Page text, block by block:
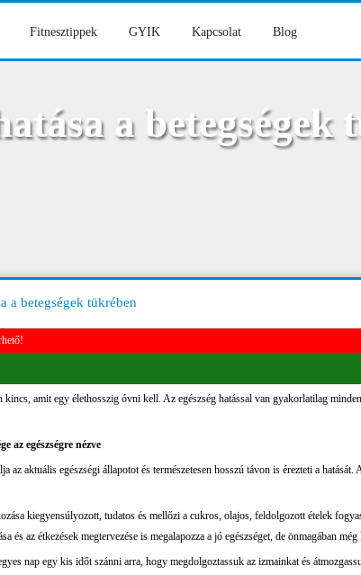
Fitnesztippek GYIK Kapcsolat Blog
a betegségek
a betegségek tükrében
kincs, amit egy élethosszig óvni kell. Az egészség hatással van gyakorlatilag
az egészségre nézve
az aktuális egészségi állapotot és természetesen hosszú távon is érezteti a
kiegyensúlyozott, tudatos és mellőzi a cukros, olajos, feldolgozott ételek
és az étkezések megtervezése is megalapozza a jó egészséget, de önmagában
nap egy kis időt szánni arra, hogy megdolgoztassuk az izmainkat és